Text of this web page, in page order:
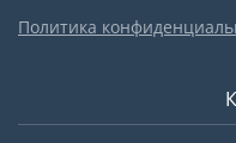
Политика